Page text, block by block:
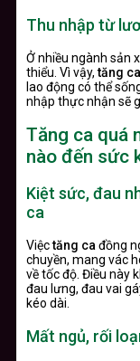
Thu nhập từ
Ở nhiều ngành sản
thiểu. Vì vậy,tăng ca
lao động có thể
nhập thực nhận sẽ
Tăng ca quá
nào đến sức
Kiệt sức, đau
ca
Việctăng cađồng
chuyền, mang vác
về tốc độ. Điều này
đau lưng, đau vai
kéo dài.
Mất ngủ, rối